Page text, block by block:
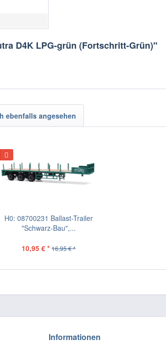
D4K LPG-grün (Fortschritt-Grün)"
ebenfalls angesehen
H0: 08700231 Ballast-Trailer
"Schwarz-Bau",...
10,95 € * 16,95 € *
Informationen